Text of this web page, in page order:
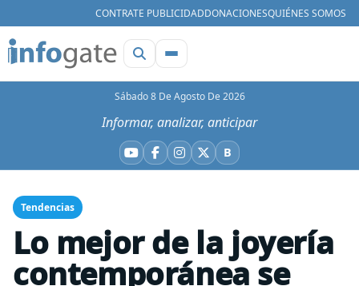
CONTRATE PUBLICIDADDONACIONESQUIÉNES SOMOS
Sábado 8 De Agosto De 2026
Informar, analizar, anticipar
YouTube
Facebook
Instagram
X BBluesky
Tendencias
Lo mejor de la joyería
contemporánea se